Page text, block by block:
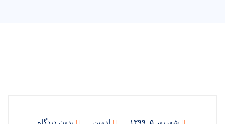
شهریور ۵, ۱۳۹۹ ادمین بدون دیدگاه